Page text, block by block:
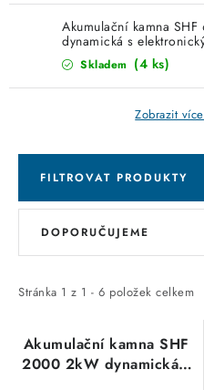
SVÍTIDLA domovní
LED osvětlení
SVÍTIDLA technická
NÁŘADÍ
Položky bez zařazené
VÁNOCE
Akumulační kamna
dynamická s
Stiebel Eltron 200179
Skladem (4 ks)
Zobrazit
FILTROVAT PRODUKTY
V
i
p
r
Stránka 1 z 1 - 6 položek celkem
Ř
e
í
p
DOPORUČUJEME
Akumulační kamna SHF
2000 2kW dynamická s